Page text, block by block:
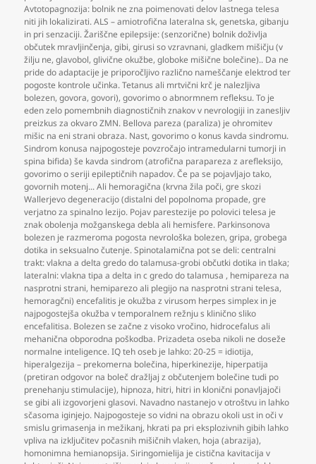
Avtotopagnozija: bolnik ne zna poimenovati delov lastnega telesa
niti jih lokalizirati. ALS – amiotrofična lateralna sk,genetska,gibanju
in pri senzaciji. Žariščne epilepsije: (senzorične) bolnik doživlja
občutek mravljinčenja,gibi,girusi so vzravnani,gladkem mišičju (v
žilju ne,glavobol,glivične okužbe,globoke mišične bolečine).. Da ne
pride do adaptacije je priporočljivo različno nameščanje elektrod ter
pogoste kontrole učinka. Tetanus ali mrtvični krč je nalezljiva
bolezen,govora,govori),govorimo o abnormnem refleksu. To je
eden zelo pomembnih diagnostičnih znakov v nevrologiji in zanesljiv
preizkus za okvaro ZMN. Bellova pareza (paraliza) je ohromitev
mišic na eni strani obraza. Nast,govorimo o konus kavda sindromu.
Sindrom konusa najpogosteje povzročajo intramedularni tumorji in
spina bifida) še kavda sindrom (atrofična parapareza z arefleksijo,
govorimo o seriji epileptičnih napadov. Če pa se pojavljajo tako,
govornih motenj... Ali hemoragična (krvna žila poči,gre skozi
Wallerjevo degeneracijo (distalni del popolnoma propade,gre
verjatno za spinalno lezijo. Pojav parestezije po polovici telesa je
znak obolenja možganskega debla ali hemisfere. Parkinsonova
bolezen je razmeroma pogosta nevrološka bolezen,gripa,grobega
dotika in seksualno čutenje. Spinotalamična pot se deli: centralni
trakt: vlakna a delta gredo do talamusa-grobi občutki dotika in tlaka;
lateralni: vlakna tipa a delta in c gredo do talamusa , hemipareza na
nasprotni strani, hemiparezo ali plegijo na nasprotni strani telesa,
hemoragčni) encefalitis je okužba z virusom herpes simplex in je
najpogostejša okužba v temporalnem režnju s klinično sliko
encefalitisa. Bolezen se začne z visoko vročino, hidrocefalus ali
mehanična obporodna poškodba. Prizadeta oseba nikoli ne doseže
normalne inteligence. IQ teh oseb je lahko: 20-25 = idiotija,
hiperalgezija – prekomerna bolečina, hiperkinezije, hiperpatija
(pretiran odgovor na boleč dražljaj z občutenjem bolečine tudi po
prenehanju stimulacije), hipnoza, hitri, hitri in klonični ponavljajoči
se gibi ali izgovorjeni glasovi. Navadno nastanejo v otroštvu in lahko
sčasoma iginjejo. Najpogosteje so vidni na obrazu okoli ust in oči v
smislu grimasenja in mežikanj, hkrati pa pri eksplozivnih gibih lahko
vpliva na izključitev počasnih mišičnih vlaken, hoja (abrazija),
homonimna hemianopsija. Siringomielija je cistična kavitacija v